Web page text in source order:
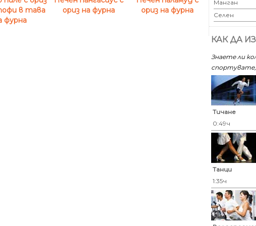
в тава
фурна
ориз на фурна
ориз на фурна
Манган
Селен
КАК ДА
Знаете ли
спортувате,
Тичане
0:49ч
Танци
1:35ч